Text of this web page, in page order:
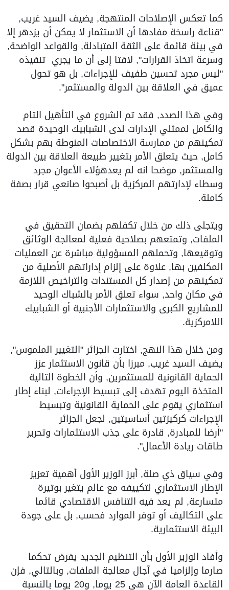
كما تعكس الإصلاحات المنتهجة, يضيف السيد غريب,
"قناعة راسخة مفادها أن الاستثمار لا يمكن أن يزدهر إلا
في بيئة قائمة على الثقة المتبادلة, والقواعد الواضحة,
وسرعة اتخاذ القرارات", لافتا إلى أن ما يجري تنفيذه
"ليس مجرد تحسين طفيف للإجراءات, بل هو تحول
عميق في العلاقة بين الدولة والمستثمر".
وفي هذا الصدد, فقد تم الشروع في التأهيل التام
والكامل لممثلي الإدارات لدى الشبابيك الوحيدة قصد
تمكينهم من ممارسة الاختصاصات المنوطة بهم بشكل
كامل, حيث يتعلق الأمر بتغيير طبيعة العلاقة بين الدولة
والمستثمر, موضحا انه لم يعدهؤلاء الأعوان مجرد
وسطاء لإدارتهم المركزية بل أصبحوا صانعي قرار بصفة
كاملة.
ويتجلى ذلك من خلال تكفلهم بضمان التحقيق في
الملفات, وتمتعهم بصلاحية فعلية لمعالجة الوثائق
وتوقيعها, وتحملهم المسؤولية مباشرة عن العمليات
المكلفين بها, علاوة على إلزام إداراتهم الأصلية من
تمكينهم من إصدار كل المستندات والتراخيص اللازمة
في مكان واحد, سواء تعلق الأمر بالشباك الوحيد
للمشاريع الكبرى والاستثمارات الأجنبية أو الشبابيك
اللامركزية.
ومن خلال هذا النهج, اختارت الجزائر "التغيير الملموس",
يضيف السيد غريب, مبرزا بأن قانون الاستثمار عزز
الحماية القانونية للمستثمرين, وأن الخطوة التالية
المتخذة اليوم تهدف إلى تبسيط الإجراءات, لبناء إطار
استثماري يقوم على الحماية القانونية وتبسيط
الإجراءات كركيزتين أساسيتين, لجعل الجزائر
"أرضا للمبادرة, قادرة على جذب الاستثمارات وتحرير
طاقات ريادة الأعمال".
وفي سياق ذي صلة, أبرز الوزير الأول أهمية تعزيز
الإطار الاستثماري لتكييفه مع عالم يتغير بوتيرة
متسارعة, لم يعد فيه التنافس الاقتصادي قائما
على التكاليف أو توفر الموارد فحسب, بل على جودة
البيئة الاستثمارية.
وأفاد الوزير الأول بأن التنظيم الجديد يفرض تحكما
صارما وإلزاميا في آجال معالجة الملفات, وبالتالي, فإن
القاعدة العامة الآن هي 25 يوما, و20 يوما بالنسبة